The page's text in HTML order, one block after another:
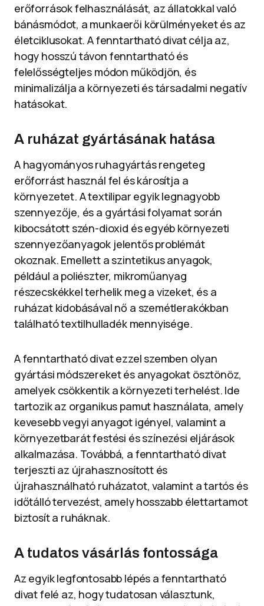
erőforrások felhasználását, az állatokkal való
bánásmódot, a munkaerői körülményeket és az
életciklusokat. A fenntartható divat célja az,
hogy hosszú távon fenntartható és
felelősségteljes módon működjön, és
minimalizálja a környezeti és társadalmi negatív
hatásokat.
A ruházat gyártásának hatása
A hagyományos ruhagyártás rengeteg
erőforrást használ fel és károsítja a
környezetet. A textilipar egyik legnagyobb
szennyezője, és a gyártási folyamat során
kibocsátott szén-dioxid és egyéb környezeti
szennyezőanyagok jelentős problémát
okoznak. Emellett a szintetikus anyagok,
például a poliészter, mikroműanyag
részecskékkel terhelik meg a vizeket, és a
ruházat kidobásával nő a szemétlerakókban
található textilhulladék mennyisége.
A fenntartható divat ezzel szemben olyan
gyártási módszereket és anyagokat ösztönöz,
amelyek csökkentik a környezeti terhelést. Ide
tartozik az organikus pamut használata, amely
kevesebb vegyi anyagot igényel, valamint a
környezetbarát festési és színezési eljárások
alkalmazása. Továbbá, a fenntartható divat
terjeszti az újrahasznosított és
újrahasználható ruházatot, valamint a tartós és
időtálló tervezést, amely hosszabb élettartamot
biztosít a ruháknak.
A tudatos vásárlás fontossága
Az egyik legfontosabb lépés a fenntartható
divat felé az, hogy tudatosan választunk,